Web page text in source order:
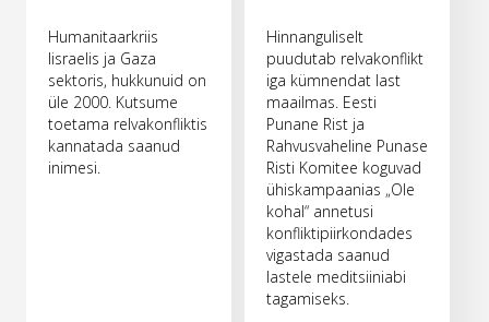
Humanitaarkriis
Iisraelis ja Gaza
sektoris, hukkunuid on
üle 2000. Kutsume
toetama relvakonfliktis
kannatada saanud
inimesi.
Hinnanguliselt
puudutab relvakonflikt
iga kümnendat last
maailmas. Eesti
Punane Rist ja
Rahvusvaheline Punase
Risti Komitee koguvad
ühiskampaanias „Ole
kohal“ annetusi
konfliktipiirkondades
vigastada saanud
lastele meditsiiniabi
tagamiseks.